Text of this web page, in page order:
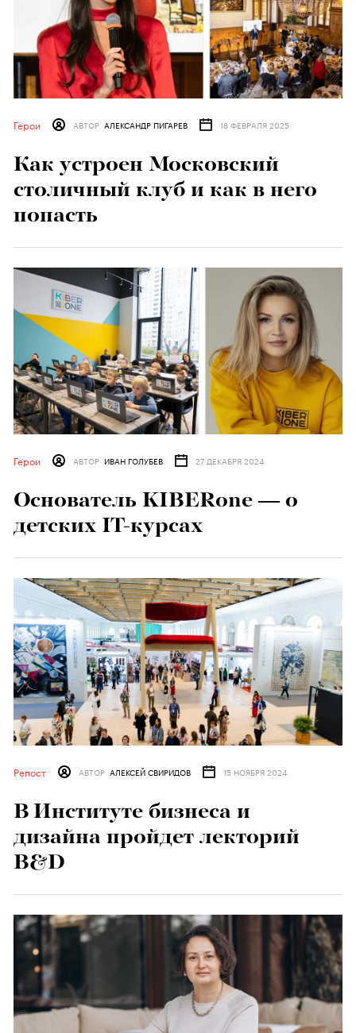
Герои АВТОР АЛЕКСАНДР ПИГАРЕВ 18 ФЕВРАЛЯ 2025
Как устроен Московский
столичный клуб и как в него
попасть
Герои АВТОР ИВАН ГОЛУБЕВ 27 ДЕКАБРЯ 2024
Основатель KIBERone — о
детских IT-курсах
Репост АВТОР АЛЕКСЕЙ СВИРИДОВ 15 НОЯБРЯ 2024
В Институте бизнеса и
дизайна пройдет лекторий
B&D